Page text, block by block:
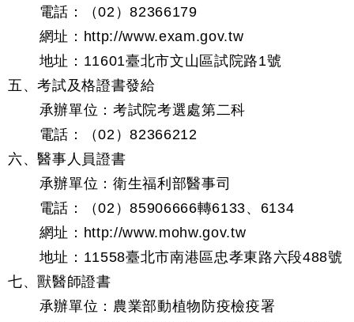
電話：（02）82366179
網址：http://www.exam.gov.tw
地址：11601臺北市文山區試院路1號
五、考試及格證書發給
承辦單位：考試院考選處第二科
電話：（02）82366212
六、醫事人員證書
承辦單位：衛生福利部醫事司
電話：（02）85906666轉6133、6134
網址：http://www.mohw.gov.tw
地址：11558臺北市南港區忠孝東路六段488號
七、獸醫師證書
承辦單位：農業部動植物防疫檢疫署